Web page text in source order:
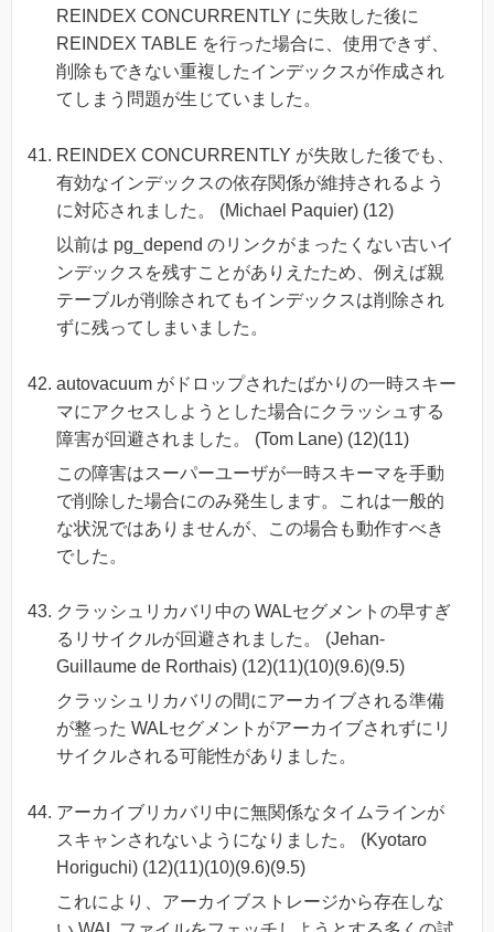
REINDEX CONCURRENTLY に失敗した後に
REINDEX TABLE を行った場合に、使用できず、
削除もできない重複したインデックスが作成され
てしまう問題が生じていました。
REINDEX CONCURRENTLY が失敗した後でも、
有効なインデックスの依存関係が維持されるよう
に対応されました。 (Michael Paquier) (12)
以前は pg_depend のリンクがまったくない古いイ
ンデックスを残すことがありえたため、例えば親
テーブルが削除されてもインデックスは削除され
ずに残ってしまいました。
autovacuum がドロップされたばかりの一時スキー
マにアクセスしようとした場合にクラッシュする
障害が回避されました。 (Tom Lane) (12)(11)
この障害はスーパーユーザが一時スキーマを手動
で削除した場合にのみ発生します。これは一般的
な状況ではありませんが、この場合も動作すべき
でした。
クラッシュリカバリ中の WALセグメントの早すぎ
るリサイクルが回避されました。 (Jehan-
Guillaume de Rorthais) (12)(11)(10)(9.6)(9.5)
クラッシュリカバリの間にアーカイブされる準備
が整った WALセグメントがアーカイブされずにリ
サイクルされる可能性がありました。
アーカイブリカバリ中に無関係なタイムラインが
スキャンされないようになりました。 (Kyotaro
Horiguchi) (12)(11)(10)(9.6)(9.5)
これにより、アーカイブストレージから存在しな